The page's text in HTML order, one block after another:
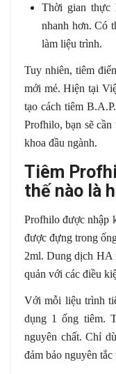
Thời gian thực
nhanh hơn. Có
làm liệu trình.
Tuy nhiên, tiêm
mới mẻ. Hiện tại
tạo cách tiêm
Profhilo, bạn sẽ
khoa đầu ngành.
Tiêm
thế nào là
Profhilo được nhập
được đựng trong
2ml. Dung dịch HA
quản với các điều
Với mỗi liệu trình
dụng 1 ống tiêm.
nguyên chất. Chỉ
đảm bảo nguyên